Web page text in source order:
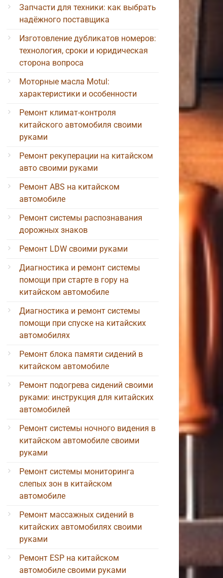
Запчасти для техники: как выбрать
надёжного поставщика
Изготовление дубликатов номеров:
технология, сроки и юридическая
сторона вопроса
Моторные масла Motul:
характеристики и особенности
Ремонт климат-контроля
китайского автомобиля своими
руками
Ремонт рекуперации на китайском
авто своими руками
Ремонт ABS на китайском
автомобиле
Ремонт системы распознавания
дорожных знаков
Ремонт LDW своими руками
Диагностика и ремонт системы
помощи при старте в гору на
китайском автомобиле
Диагностика и ремонт системы
помощи при спуске на китайских
автомобилях
Ремонт блока памяти сидений в
китайском автомобиле
Ремонт подогрева сидений своими
руками: инструкция для китайских
автомобилей
Ремонт системы ночного видения в
китайском автомобиле своими
руками
Ремонт системы мониторинга
слепых зон в китайском
автомобиле
Ремонт массажных сидений в
китайских автомобилях своими
руками
Ремонт ESP на китайском
автомобиле своими руками